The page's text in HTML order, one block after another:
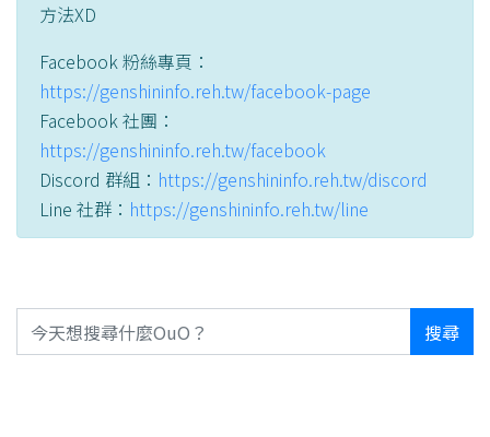
方法XD
Facebook 粉絲專頁：
https://genshininfo.reh.tw/facebook-page
Facebook 社團：
https://genshininfo.reh.tw/facebook
Discord 群組： https://genshininfo.reh.tw/discord
Line 社群： https://genshininfo.reh.tw/line
搜尋